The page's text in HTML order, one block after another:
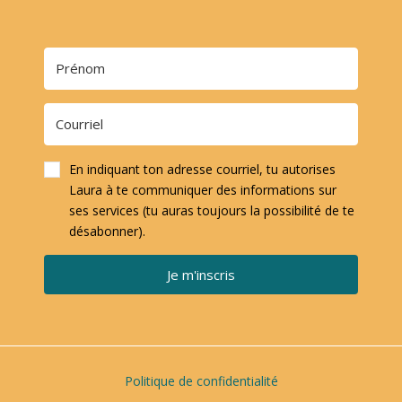
En indiquant ton adresse courriel, tu autorises
Laura à te communiquer des informations sur
ses services (tu auras toujours la possibilité de te
désabonner).
Je m'inscris
Politique de confidentialité